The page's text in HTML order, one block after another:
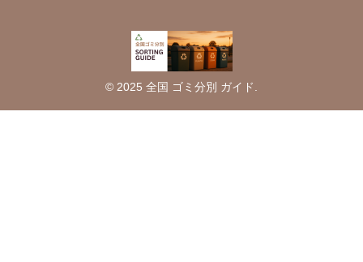
© 2025 全国 ゴミ分別 ガイド.